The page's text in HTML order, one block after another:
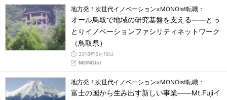
地方発！次世代イノベーション×MONOist転職：
オール鳥取で地域の研究基盤を支える――とっ
とりイノベーションファシリティネットワーク
（鳥取県）
2018年5月18日
MONOist
地方発！次世代イノベーション×MONOist転職：
富士の国から生み出す新しい事業――Mt.Fujiイ